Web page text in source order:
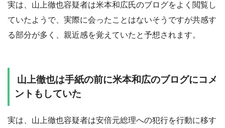
実は、山上徹也容疑者は米本和広氏のブログをよく閲覧し
ていたようで、実際に会ったことはないそうですが共感す
る部分が多く、親近感を覚えていたと予想されます。
山上徹也は手紙の前に米本和広のブログにコメ
ントもしていた
実は、山上徹也容疑者は安倍元総理への犯行を行動に移す